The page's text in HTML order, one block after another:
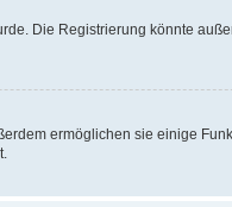
Die Registrierung könnte
ermöglichen sie einige